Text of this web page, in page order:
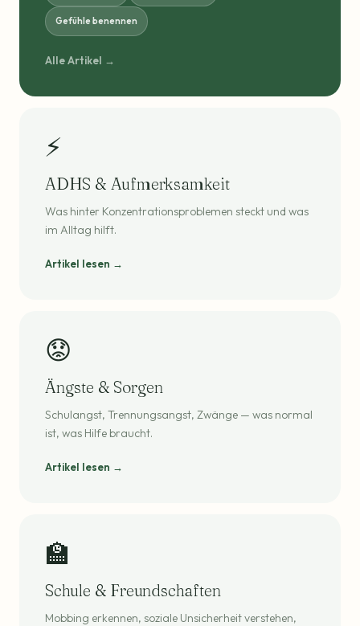
Gefühle benennen
Alle Artikel →
⚡
ADHS & Aufmerksamkeit
Was hinter Konzentrationsproblemen steckt und was
im Alltag hilft.
Artikel lesen →
😟
Ängste & Sorgen
Schulangst, Trennungsangst, Zwänge — was normal
ist, was Hilfe braucht.
Artikel lesen →
🏫
Schule & Freundschaften
Mobbing erkennen, soziale Unsicherheit verstehen,